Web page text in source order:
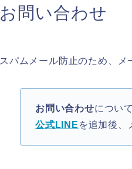
お問い合わせ
スパムメール防止のため、メ
お問い合わせについ
公式LINE を追加後、